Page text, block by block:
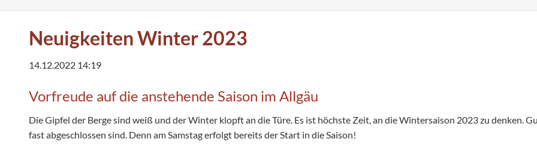
GE(h)ZEITEN
Skitourengehen
Bus- & Gruppenreisen
Wohnmobilstellplatz
Reiserücktrittskostenversicherung
Neuigkeiten Winter 2023
14.12.2022 14:19
Vorfreude auf die anstehende Saison im Allgäu
Die Gipfel der Berge sind weiß und der Winter klopft an die Türe. Es ist höchste Zeit, an die Wintersaison 2023 zu denken.
fast abgeschlossen sind. Denn am Samstag erfolgt bereits der Start in die Saison!